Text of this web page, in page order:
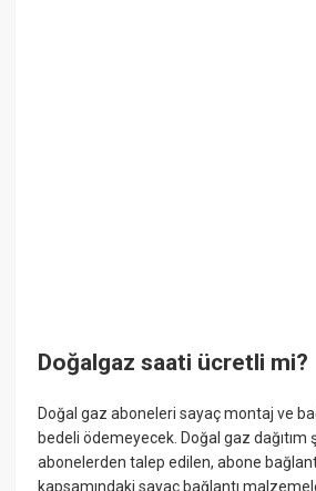
Doğalgaz saati ücretli mi?
Doğal gaz aboneleri sayaç montaj ve
bedeli ödemeyecek. Doğal gaz dağıtım
abonelerden talep edilen, abone
kapsamındaki sayaç bağlantı